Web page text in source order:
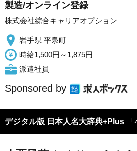
製造/オンライン登録
株式会社綜合キャリアオプション
岩手県 平泉町
時給1,500円～1,875円
派遣社員
Sponsored by
デジタル版 日本人名大辞典+Plus